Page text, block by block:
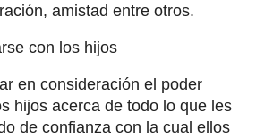
amistad entre otros.
con los hijos
en consideración el poder
hijos acerca de todo lo que les
de confianza con la cual ellos